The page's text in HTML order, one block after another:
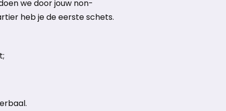
we door jouw non-
heb je de eerste schets.